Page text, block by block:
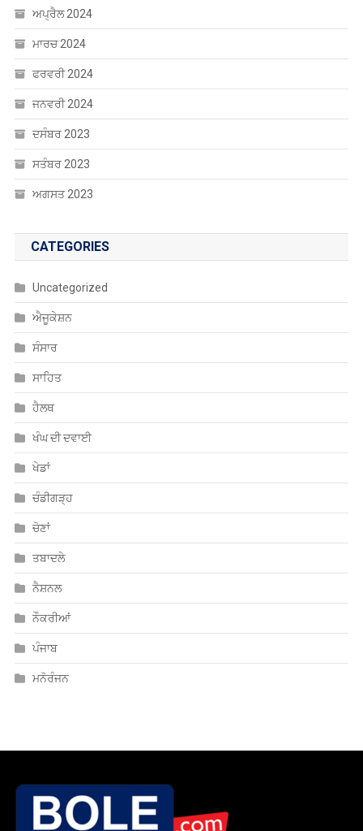
ਅਪ੍ਰੈਲ 2024
ਮਾਰਚ 2024
ਫਰਵਰੀ 2024
ਜਨਵਰੀ 2024
ਦਸੰਬਰ 2023
ਸਤੰਬਰ 2023
ਅਗਸਤ 2023
CATEGORIES
Uncategorized
ਐਜੂਕੇਸ਼ਨ
ਸੰਸਾਰ
ਸਾਹਿਤ
ਹੈਲਥ
ਖੰਘ ਦੀ ਦਵਾਈ
ਖੇਡਾਂ
ਚੰਡੀਗੜ੍ਹ
ਚੋਣਾਂ
ਤਬਾਦਲੇ
ਨੈਸ਼ਨਲ
ਨੌਕਰੀਆਂ
ਪੰਜਾਬ
ਮਨੋਰੰਜਨ